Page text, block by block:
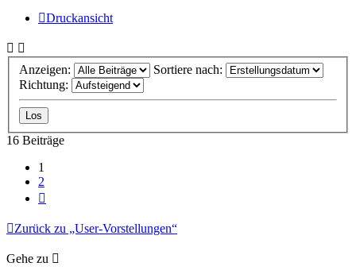
Druckansicht
Anzeigen:
Sortiere nach:
Richtung:
16 Beiträge
1
2
Zurück zu „User-Vorstellungen“
Gehe zu